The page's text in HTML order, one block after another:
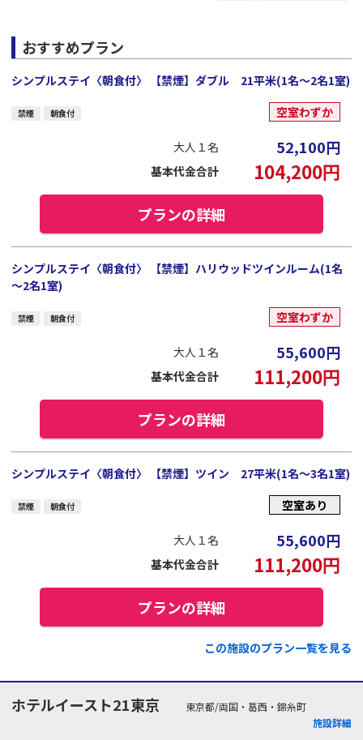
おすすめプラン
シンプルステイ〈朝食付〉 【禁煙】ダブル 21平米(1名～2名1室)
禁煙 朝食付 空室わずか
大人１名 52,100円
基本代金合計 104,200円
プランの詳細
シンプルステイ〈朝食付〉 【禁煙】ハリウッドツインルーム(1名
～2名1室)
禁煙 朝食付 空室わずか
大人１名 55,600円
基本代金合計 111,200円
プランの詳細
シンプルステイ〈朝食付〉 【禁煙】ツイン 27平米(1名～3名1室)
禁煙 朝食付 空室あり
大人１名 55,600円
基本代金合計 111,200円
プランの詳細
この施設のプラン一覧を見る
ホテルイースト21東京
東京都/両国・葛西・錦糸町
施設詳細